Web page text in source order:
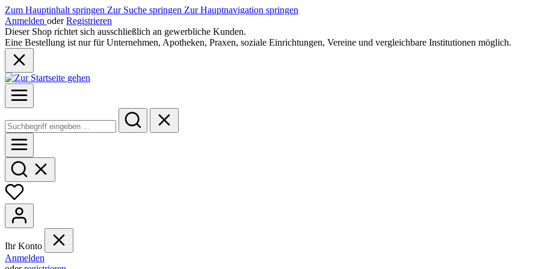
Zum Hauptinhalt springen Zur Suche springen Zur Hauptnavigation springen
Anmelden oder Registrieren
Dieser Shop richtet sich ausschließlich an gewerbliche Kunden.
Eine Bestellung ist nur für Unternehmen, Apotheken, Praxen, soziale Einrichtungen, Vereine und vergleichbare Institutionen möglich.
Ihr Konto
Anmelden